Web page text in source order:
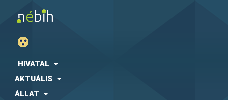
HIVATAL
AKTUÁLIS
ÁLLAT